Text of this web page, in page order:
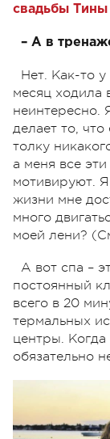
свадьбы
– А в
Нет. Как-то
месяц ходила
неинтересно.
делает то,
толку
а меня все
мотивируют.
жизни мне
много
моей лени?
А вот спа –
постоянный
всего в 20
термальных
центры.
обязательно